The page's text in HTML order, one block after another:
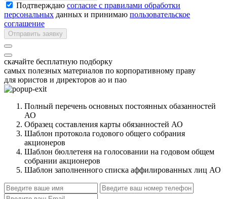
Подтверждаю согласие с правилами обработки
персональных данных и принимаю пользовательское
соглашение
Отправить заявку
скачайте бесплатную подборку
самых полезных материалов по корпоративному праву
для юристов и директоров ао и пао
Полный перечень основных постоянных обазанностей
АО
Образец составления карты обязанностей АО
Шаблон протокола годового общего собрания
акционеров
Шаблон бюллетеня на голосовании на годовом общем
собрании акционеров
Шаблон заполненного списка аффилированных лиц АО